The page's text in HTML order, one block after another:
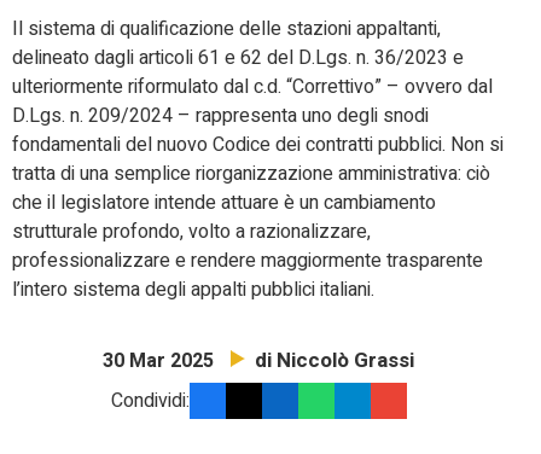
Il sistema di qualificazione delle stazioni appaltanti,
delineato dagli articoli 61 e 62 del D.Lgs. n. 36/2023 e
ulteriormente riformulato dal c.d. “Correttivo” – ovvero dal
D.Lgs. n. 209/2024 – rappresenta uno degli snodi
fondamentali del nuovo Codice dei contratti pubblici. Non si
tratta di una semplice riorganizzazione amministrativa: ciò
che il legislatore intende attuare è un cambiamento
strutturale profondo, volto a razionalizzare,
professionalizzare e rendere maggiormente trasparente
l’intero sistema degli appalti pubblici italiani.
30 Mar 2025 di Niccolò Grassi
Condividi: